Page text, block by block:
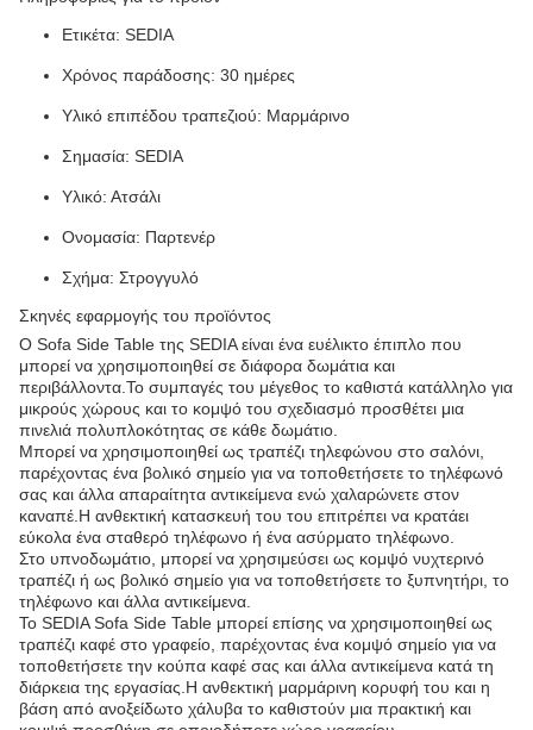
Ετικέτα: SEDIA
Χρόνος παράδοσης: 30 ημέρες
Υλικό επιπέδου τραπεζιού: Μαρμάρινο
Σημασία: SEDIA
Υλικό: Ατσάλι
Ονομασία: Παρτενέρ
Σχήμα: Στρογγυλό
Σκηνές εφαρμογής του προϊόντος
Ο Sofa Side Table της SEDIA είναι ένα ευέλικτο έπιπλο που
μπορεί να χρησιμοποιηθεί σε διάφορα δωμάτια και
περιβάλλοντα.Το συμπαγές του μέγεθος το καθιστά κατάλληλο για
μικρούς χώρους και το κομψό του σχεδιασμό προσθέτει μια
πινελιά πολυπλοκότητας σε κάθε δωμάτιο.
Μπορεί να χρησιμοποιηθεί ως τραπέζι τηλεφώνου στο σαλόνι,
παρέχοντας ένα βολικό σημείο για να τοποθετήσετε το τηλέφωνό
σας και άλλα απαραίτητα αντικείμενα ενώ χαλαρώνετε στον
καναπέ.Η ανθεκτική κατασκευή του του επιτρέπει να κρατάει
εύκολα ένα σταθερό τηλέφωνο ή ένα ασύρματο τηλέφωνο.
Στο υπνοδωμάτιο, μπορεί να χρησιμεύσει ως κομψό νυχτερινό
τραπέζι ή ως βολικό σημείο για να τοποθετήσετε το ξυπνητήρι, το
τηλέφωνο και άλλα αντικείμενα.
Το SEDIA Sofa Side Table μπορεί επίσης να χρησιμοποιηθεί ως
τραπέζι καφέ στο γραφείο, παρέχοντας ένα κομψό σημείο για να
τοποθετήσετε την κούπα καφέ σας και άλλα αντικείμενα κατά τη
διάρκεια της εργασίας.Η ανθεκτική μαρμάρινη κορυφή του και η
βάση από ανοξείδωτο χάλυβα το καθιστούν μια πρακτική και